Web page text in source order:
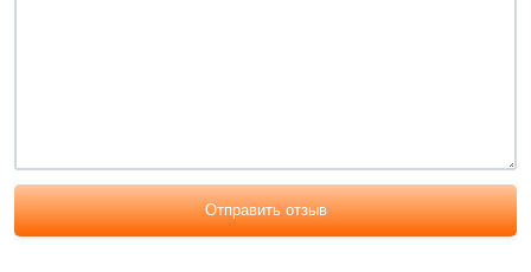
Отправить отзыв